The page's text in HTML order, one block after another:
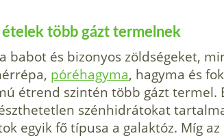
ételek több gázt termelnek
babot és bizonyos zöldségeket,
póréhagyma, hagyma és
étrend szintén több gázt termel.
szénhid­rátokat
egyik fő típusa a galaktóz. Míg